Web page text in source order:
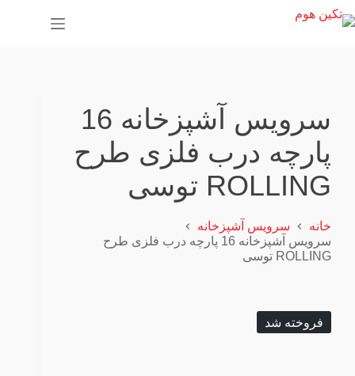
سرویس آشپزخانه 16
پارچه درب فلزی طرح
ROLLING توسی
خانه
سرویس آشپزخانه
سرویس آشپزخانه 16 پارچه درب فلزی طرح
ROLLING توسی
فروخته شد